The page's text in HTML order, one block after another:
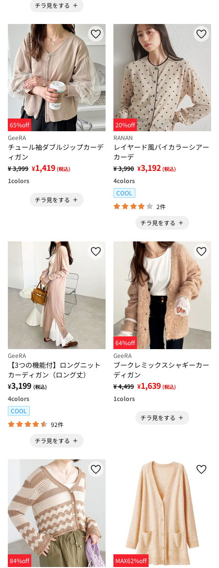
チラ見をする
65%off
GeeRA
チュール袖ダブルジップカーデ
ィガン
¥ 3,999 ¥1,419 (税込)
1colors
チラ見をする
20%off
RANAN
レイヤード風バイカラーシアー
カーデ
¥ 3,990 ¥3,192 (税込)
4colors
COOL
2件
チラ見をする
GeeRA
【3つの機能付】ロングニット
カーディガン（ロング丈）
¥3,199 (税込)
4colors
COOL
92件
チラ見をする
64%off
GeeRA
ブークレミックスシャギーカー
ディガン
¥ 4,499 ¥1,639 (税込)
1colors
チラ見をする
84%off
MAX62%off